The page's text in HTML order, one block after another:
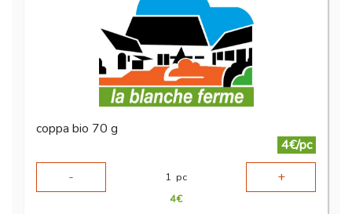
coppa bio 70 g
4€/pc
-
1 pc +
4€